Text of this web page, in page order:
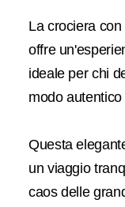
La crociera
offre
ideale per chi
modo
Questa
un viaggio
caos delle